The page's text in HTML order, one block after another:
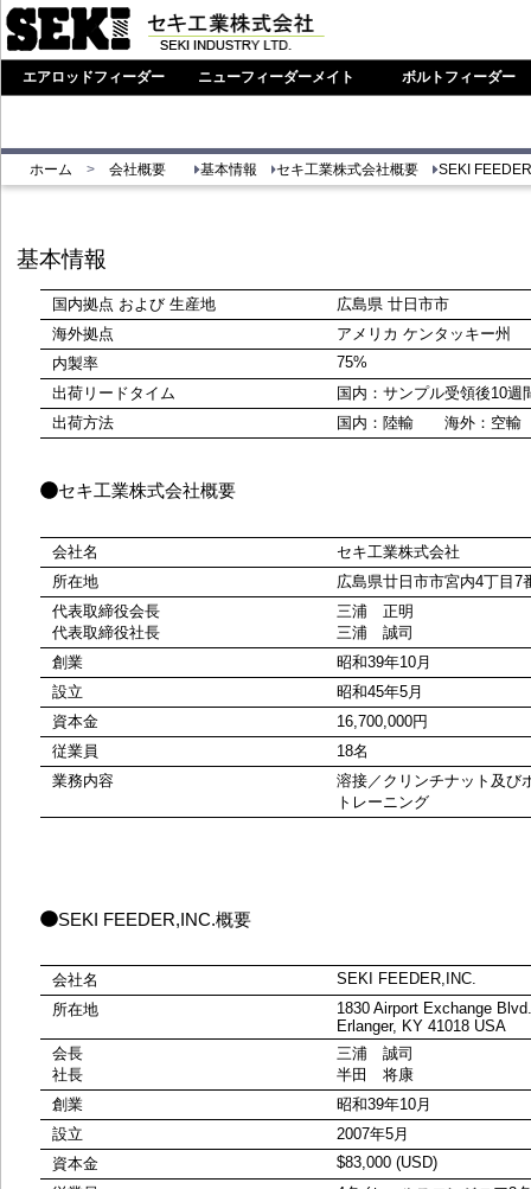
エアロッドフィーダー ニューフィーダーメイト ボルトフィーダー
ホーム > 会社概要 基本情報 セキ工業株式会社概要 SEKI
基本情報
国内拠点 および 生産地
広島県 廿日市市
海外拠点
アメリカ ケンタッキー州
内製率
75%
出荷リードタイム
国内：サンプル受領後10
出荷方法
国内：陸輸 海外：空輸
セキ工業株式会社概要
会社名
セキ工業株式会社
所在地
広島県廿日市市宮内4丁目7
代表取締役会長
代表取締役社長
三浦 正明
三浦 誠司
創業
昭和39年10月
設立
昭和45年5月
資本金
16,700,000円
従業員
18名
業務内容
溶接／クリンチナット及び
トレーニング
SEKI FEEDER,INC.概要
会社名
SEKI FEEDER,INC.
所在地
1830 Airport Exchange
Erlanger, KY 41018 USA
会長
社長
三浦 誠司
半田 将康
創業
昭和39年10月
設立
2007年5月
資本金
$83,000 (USD)